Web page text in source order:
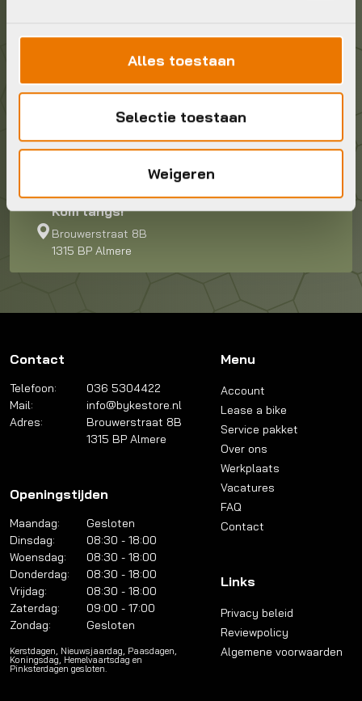
Alles toestaan
Selectie toestaan
Weigeren
Stuur ons een e-mail
info@bykestore.nl
Geef ons een belletje
Kom langs!
Brouwerstraat 8B
1315 BP Almere
Contact
Telefoon:
036 5304422
Mail:
info@bykestore.nl
Adres:
Brouwerstraat 8B
1315 BP Almere
Openingstijden
Maandag:
Gesloten
Dinsdag:
08:30 - 18:00
Woensdag:
08:30 - 18:00
Donderdag:
08:30 - 18:00
Vrijdag:
08:30 - 18:00
Zaterdag:
09:00 - 17:00
Zondag:
Gesloten
Kerstdagen, Nieuwsjaardag, Paasdagen,
Koningsdag, Hemelvaartsdag en
Pinksterdagen gesloten.
Menu
Account
Lease a bike
Service pakket
Over ons
Werkplaats
Vacatures
FAQ
Contact
Links
Privacy beleid
Reviewpolicy
Algemene voorwaarden